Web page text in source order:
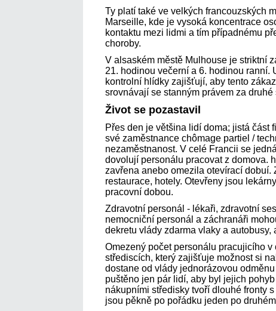
Ty platí také ve velkých francouzských
Marseille, kde je vysoká koncentrace
kontaktu mezi lidmi a tím případnému
choroby.
V alsaském městě Mulhouse je striktní
21. hodinou večerní a 6. hodinou ranní.
kontrolní hlídky zajišťují, aby tento
srovnávají se stanným právem za druhé
Život se pozastavil
Přes den je většina lidí doma; jistá část
své zaměstnance chômage partiel /
nezaměstnanost. V celé Francii se
dovolují personálu pracovat z domova.
zavřena anebo omezila otevírací dobuí.
restaurace, hotely. Otevřeny jsou
pracovní dobou.
Zdravotní personál - lékaři, zdravotní
nemocniční personál a záchranáři
dekretu vlády zdarma vlaky a
Omezený počet personálu pracujicího
střediscích, který zajišťuje možnost si
dostane od vlády jednorázovou
puštěno jen pár lidí, aby byl jejich
nákupními středisky tvoří dlouhé fronty
jsou pěkně po pořádku jeden po